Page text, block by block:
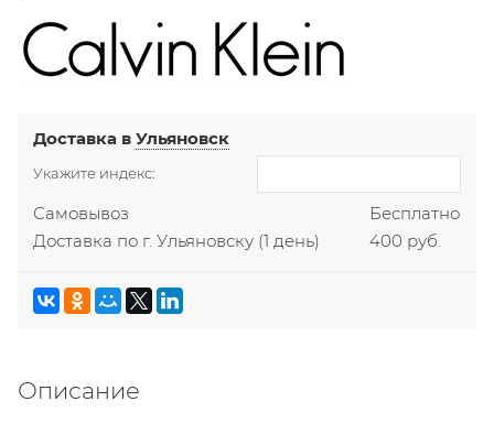
Доставка вУльяновск
Укажите индекс:
Самовывоз
Бесплатно
Доставка по г. Ульяновску (1 день) 400 руб.
Описание